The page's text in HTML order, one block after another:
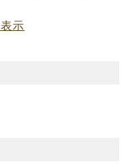
示